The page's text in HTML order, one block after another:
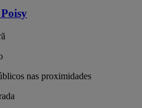
nas proximidades